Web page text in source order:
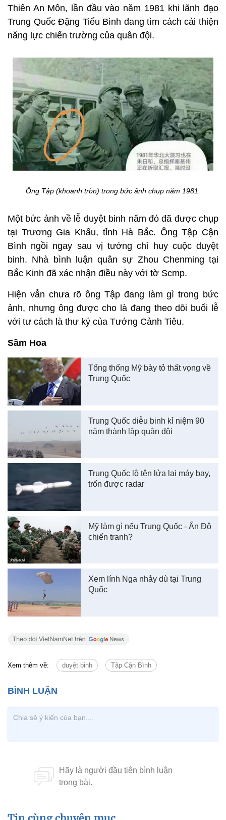
Thiên An Môn, lần đầu vào năm 1981 khi lãnh đạo
Trung Quốc Đặng Tiểu Bình đang tìm cách cải thiện
năng lực chiến trường của quân đội.
Ông Tập (khoanh tròn) trong bức ảnh chụp năm 1981.
Một bức ảnh về lễ duyệt binh năm đó đã được chụp
tại Trương Gia Khẩu, tỉnh Hà Bắc. Ông Tập Cận
Bình ngồi ngay sau vị tướng chỉ huy cuộc duyệt
binh. Nhà bình luận quân sự Zhou Chenming tại
Bắc Kinh đã xác nhận điều này với tờ Scmp.
Hiện vẫn chưa rõ ông Tập đang làm gì trong bức
ảnh, nhưng ông được cho là đang theo dõi buổi lễ
với tư cách là thư ký của Tướng Cảnh Tiêu.
Sầm Hoa
Tổng thống Mỹ bày tỏ thất vọng về
Trung Quốc
Trung Quốc diễu binh kỉ niệm 90
năm thành lập quân đội
Trung Quốc lộ tên lửa lai máy bay,
trốn được radar
Mỹ làm gì nếu Trung Quốc - Ấn Độ
chiến tranh?
Xem lính Nga nhảy dù tại Trung
Quốc
Xem thêm về: duyệt binh Tập Cận Bình